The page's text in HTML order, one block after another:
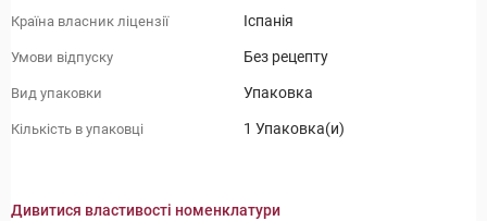
Країна власник ліцензії Іспанія
Умови відпуску Без рецепту
Вид упаковки Упаковка
Кількість в упаковці 1 Упаковка(и)
Дивитися властивості номенклатури